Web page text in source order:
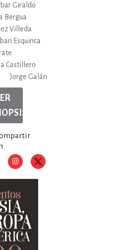
Giraldo
Bergua
Villeda
Esquinca
Castillero
Jorge Galán